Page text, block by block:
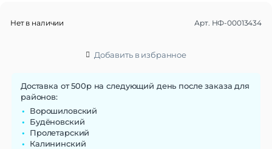
Нет в наличии Арт. НФ-00013434
Добавить в избранное
Доставка от 500р на следующий день после заказа для
районов:
Ворошиловский
Будёновский
Пролетарский
Калининский